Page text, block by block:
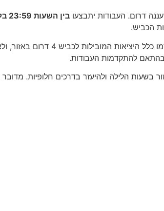
בין השעות 23:59 בלילה ועד 05:00 בבוקר למחרת.
הכביש.
בהתאם להתקדמות העבודות.
הלילה ולהיעזר בדרכים חלופיות.